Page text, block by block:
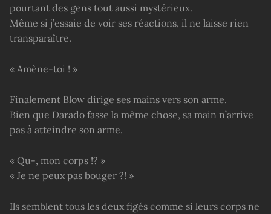
pourtant des gens tout aussi mystérieux.
Même si j’essaie de voir ses réactions, il ne laisse rien
transparaître.
« Amène-toi ! »
Finalement Blow dirige ses mains vers son arme.
Bien que Darado fasse la même chose, sa main n’arrive
pas à atteindre son arme.
« Qu-, mon corps !? »
« Je ne peux pas bouger ?! »
Ils semblent tous les deux figés comme si leurs corps ne